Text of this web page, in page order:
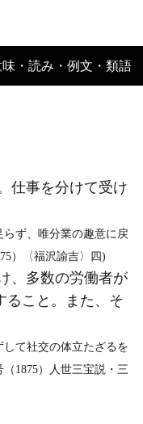
味・読み・例文・類語
仕事を分けて受け
ず、唯分業の趣意に戻
）〈福沢諭吉〉四)
、多数の労働者が
ること。また、そ
て社交の体立たざるを
1875）人世三宝説・三